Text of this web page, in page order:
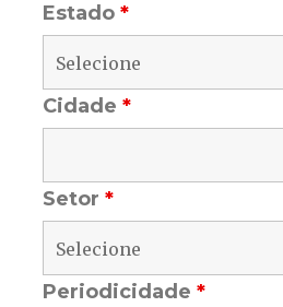
Estado*
Cidade*
Setor*
Periodicidade*